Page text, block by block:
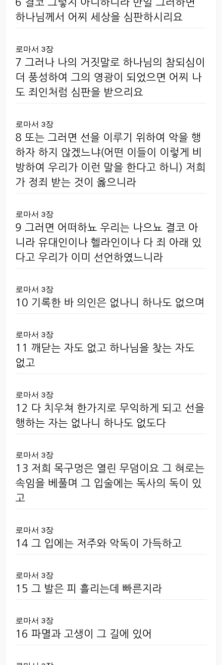
6 결코 그렇지 아니하니라 만일 그러하면
하나님께서 어찌 세상을 심판하시리요
로마서 3장
7 그러나 나의 거짓말로 하나님의 참되심이
더 풍성하여 그의 영광이 되었으면 어찌 나
도 죄인처럼 심판을 받으리요
로마서 3장
8 또는 그러면 선을 이루기 위하여 악을 행
하자 하지 않겠느냐(어떤 이들이 이렇게 비
방하여 우리가 이런 말을 한다고 하니) 저희
가 정죄 받는 것이 옳으니라
로마서 3장
9 그러면 어떠하뇨 우리는 나으뇨 결코 아
니라 유대인이나 헬라인이나 다 죄 아래 있
다고 우리가 이미 선언하였느니라
로마서 3장
10 기록한 바 의인은 없나니 하나도 없으며
로마서 3장
11 깨닫는 자도 없고 하나님을 찾는 자도
없고
로마서 3장
12 다 치우쳐 한가지로 무익하게 되고 선을
행하는 자는 없나니 하나도 없도다
로마서 3장
13 저희 목구멍은 열린 무덤이요 그 혀로는
속임을 베풀며 그 입술에는 독사의 독이 있
고
로마서 3장
14 그 입에는 저주와 악독이 가득하고
로마서 3장
15 그 발은 피 흘리는데 빠른지라
로마서 3장
16 파멸과 고생이 그 길에 있어